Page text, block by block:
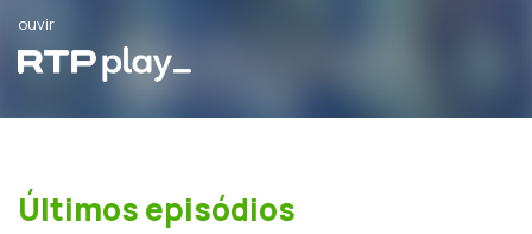
ouvir
Últimos episódios